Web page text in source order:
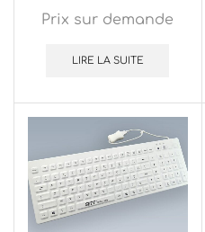
Prix sur demande
LIRE LA SUITE